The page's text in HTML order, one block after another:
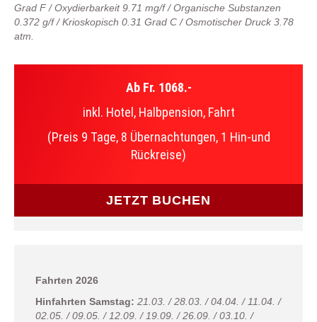
Grad F / Oxydierbarkeit 9.71 mg/f / Organische Substanzen
0.372 g/f / Krioskopisch 0.31 Grad C / Osmotischer Druck 3.78
atm.
Ab Fr. 1068.-
inkl. Hotel, Halbpension, Fahrt
(Preis 9 Tage, 8 Übernachtungen, 1 Hin-und
Rückreise)
JETZT BUCHEN
Fahrten 2026
Hinfahrten Samstag: 21.03. / 28.03. / 04.04. / 11.04. /
02.05. / 09.05. / 12.09. / 19.09. / 26.09. / 03.10. /